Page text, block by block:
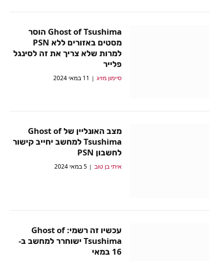
Ghost of Tsushima הוסר
מסטים באזורים ללא PSN
למרות שלא צריך את זה לסינגל
פלייר
סיימון מזיג 11 במאי 2024
מצב האונליין של Ghost of
Tsushima למחשב יחייב קישור
לחשבון PSN
איתי בן טוב 5 במאי 2024
עכשיו זה רשמי: Ghost of
Tsushima ישוחרר למחשב ב-
16 במאי